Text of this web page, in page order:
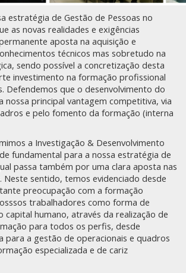
estratégia de Gestão de Pessoas no
as novas realidades e exigências
aposta na aquisição e
técnicos mas sobretudo na
sendo possível a concretização desta
investimento na formação profissional
Defendemos que o desenvolvimento do
nossa principal vantagem competitiva, via
e pelo fomento da formação (interna
a Investigação & Desenvolvimento
fundamental para a nossa estratégia de
passa também por uma clara aposta nas
Neste sentido, temos evidenciado desde
preocupação com a formação
trabalhadores como forma de
capital humano, através da realização de
para todos os perfis, desde
para a gestão de operacionais e quadros
especializada e de cariz